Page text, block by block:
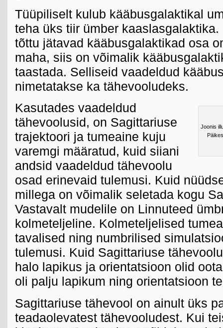
Tüüpiliselt kulub kääbusgalaktikal
teha üks tiir ümber
tõttu jätavad kääbusgalaktikad osa
maha, siis on võimalik
taastada. Selliseid vaadeldud
nimetatakse ka tähevooludeks.
Joonis
Kasutades vaadeldud
tähevoolusid, on Sagittariuse
trajektoori ja tumeaine kuju
varemgi määratud, kuid siiani
andsid vaadeldud tähevoolu
osad erinevaid tulemusi. Kuid
millega on võimalik seletada kogu
Vastavalt mudelile on Linnuteed
kolmeteljeline. Kolmeteljelised
tavalised ning numbrilised
tulemusi. Kuid Sagittariuse
halo lapikus ja orientatsioon olid
oli palju lapikum ning orientatsioon
Sagittariuse tähevool on ainult üks
teadaolevatest tähevooludest. Kui